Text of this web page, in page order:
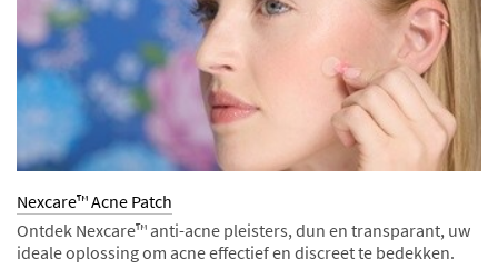
Nexcare™ Acne Patch
Ontdek Nexcare™ anti-acne pleisters, dun en transparant, uw
ideale oplossing om acne effectief en discreet te bedekken.